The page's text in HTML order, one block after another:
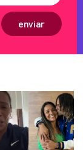
enviar